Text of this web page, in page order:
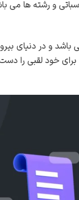
و در دنیای
برای خود لقبی را